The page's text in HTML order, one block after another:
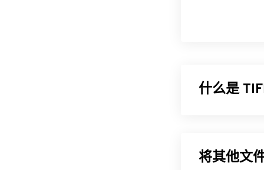
什么是
图层的图像或
将其他文